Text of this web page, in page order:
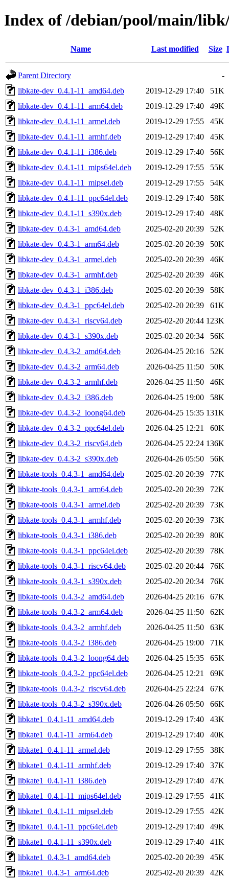
Index of /debian/pool/main/
Name Last modified Size
Parent Directory
-
libkate-dev_0.4.1-11_amd64.deb
2019-12-29 17:40
51K
libkate-dev_0.4.1-11_arm64.deb
2019-12-29 17:40
49K
libkate-dev_0.4.1-11_armel.deb
2019-12-29 17:55
45K
libkate-dev_0.4.1-11_armhf.deb
2019-12-29 17:40
45K
libkate-dev_0.4.1-11_i386.deb
2019-12-29 17:40
56K
libkate-dev_0.4.1-11_mips64el.deb
2019-12-29 17:55
55K
libkate-dev_0.4.1-11_mipsel.deb
2019-12-29 17:55
54K
libkate-dev_0.4.1-11_ppc64el.deb
2019-12-29 17:40
58K
libkate-dev_0.4.1-11_s390x.deb
2019-12-29 17:40
48K
libkate-dev_0.4.3-1_amd64.deb
2025-02-20 20:39
52K
libkate-dev_0.4.3-1_arm64.deb
2025-02-20 20:39
50K
libkate-dev_0.4.3-1_armel.deb
2025-02-20 20:39
46K
libkate-dev_0.4.3-1_armhf.deb
2025-02-20 20:39
46K
libkate-dev_0.4.3-1_i386.deb
2025-02-20 20:39
58K
libkate-dev_0.4.3-1_ppc64el.deb
2025-02-20 20:39
61K
libkate-dev_0.4.3-1_riscv64.deb
2025-02-20 20:44 123K
libkate-dev_0.4.3-1_s390x.deb
2025-02-20 20:34
56K
libkate-dev_0.4.3-2_amd64.deb
2026-04-25 20:16
52K
libkate-dev_0.4.3-2_arm64.deb
2026-04-25 11:50
50K
libkate-dev_0.4.3-2_armhf.deb
2026-04-25 11:50
46K
libkate-dev_0.4.3-2_i386.deb
2026-04-25 19:00
58K
libkate-dev_0.4.3-2_loong64.deb
2026-04-25 15:35 131K
libkate-dev_0.4.3-2_ppc64el.deb
2026-04-25 12:21
60K
libkate-dev_0.4.3-2_riscv64.deb
2026-04-25 22:24 136K
libkate-dev_0.4.3-2_s390x.deb
2026-04-26 05:50
56K
libkate-tools_0.4.3-1_amd64.deb
2025-02-20 20:39
77K
libkate-tools_0.4.3-1_arm64.deb
2025-02-20 20:39
72K
libkate-tools_0.4.3-1_armel.deb
2025-02-20 20:39
73K
libkate-tools_0.4.3-1_armhf.deb
2025-02-20 20:39
73K
libkate-tools_0.4.3-1_i386.deb
2025-02-20 20:39
80K
libkate-tools_0.4.3-1_ppc64el.deb
2025-02-20 20:39
78K
libkate-tools_0.4.3-1_riscv64.deb
2025-02-20 20:44
76K
libkate-tools_0.4.3-1_s390x.deb
2025-02-20 20:34
76K
libkate-tools_0.4.3-2_amd64.deb
2026-04-25 20:16
67K
libkate-tools_0.4.3-2_arm64.deb
2026-04-25 11:50
62K
libkate-tools_0.4.3-2_armhf.deb
2026-04-25 11:50
63K
libkate-tools_0.4.3-2_i386.deb
2026-04-25 19:00
71K
libkate-tools_0.4.3-2_loong64.deb
2026-04-25 15:35
65K
libkate-tools_0.4.3-2_ppc64el.deb
2026-04-25 12:21
69K
libkate-tools_0.4.3-2_riscv64.deb
2026-04-25 22:24
67K
libkate-tools_0.4.3-2_s390x.deb
2026-04-26 05:50
66K
libkate1_0.4.1-11_amd64.deb
2019-12-29 17:40
43K
libkate1_0.4.1-11_arm64.deb
2019-12-29 17:40
40K
libkate1_0.4.1-11_armel.deb
2019-12-29 17:55
38K
libkate1_0.4.1-11_armhf.deb
2019-12-29 17:40
37K
libkate1_0.4.1-11_i386.deb
2019-12-29 17:40
47K
libkate1_0.4.1-11_mips64el.deb
2019-12-29 17:55
41K
libkate1_0.4.1-11_mipsel.deb
2019-12-29 17:55
42K
libkate1_0.4.1-11_ppc64el.deb
2019-12-29 17:40
49K
libkate1_0.4.1-11_s390x.deb
2019-12-29 17:40
41K
libkate1_0.4.3-1_amd64.deb
2025-02-20 20:39
45K
libkate1_0.4.3-1_arm64.deb
2025-02-20 20:39
42K